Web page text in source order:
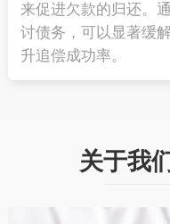
来促进欠款的归还。
讨债务，可以显著缓
升追偿成功率。
关于我